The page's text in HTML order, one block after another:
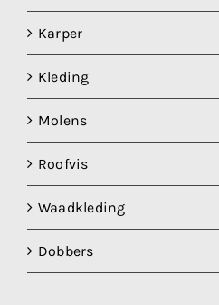
Karper
Kleding
Molens
Roofvis
Waadkleding
Dobbers